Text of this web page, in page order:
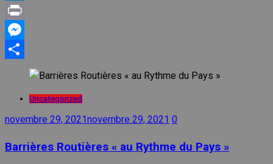
LinkedIn
Print
Messenger
Partager
Uncategorized
novembre 29, 2021novembre 29, 2021 0
Barrières Routières « au Rythme du Pays »